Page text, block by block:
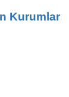
Kurumlar